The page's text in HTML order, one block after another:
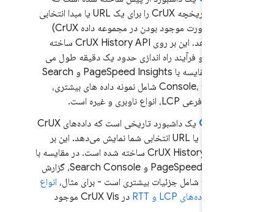
داده‌های تاریخچه CrUX را برای یک URL یا مبدا انتخابی
شما (در صورت موجود بودن در مجموعه داده CrUX)
نشان می‌دهد. این بر روی CrUX History API ساخته
است و فرآیند راه اندازی حدود یک دقیقه طول می
کشد. در مقایسه با PageSpeed ​​Insights و Search
Console، CrUX Vis شامل نمونه داده های بیشتری،
یک داشبورد تاریخی است که داده‌های CrUX
را برای مبدا یا URL انتخابی شما نمایش می‌دهد. این بر
روی CrUX History API ساخته شده است. در مقایسه با
PageSpeed ​​Insights و Search Console، گزارش
انواع
در CrUX Vis موجود